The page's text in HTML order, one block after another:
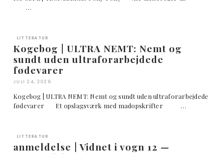
…
LITTERATUR
Kogebog | ULTRA NEMT: Nemt og
sundt uden ultraforarbejdede
fødevarer
JULI 24, 2026
Kogebog | ULTRA NEMT: Nemt og sundt uden ultraforarbejdede
fødevarer Et opslagsværk med madopskrifter …
LITTERATUR
anmeldelse | Vidnet i vogn 12 —